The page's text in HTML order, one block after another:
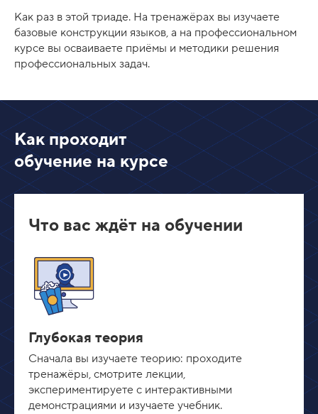
Как раз в этой триаде. На тренажёрах вы изучаете
базовые конструкции языков, а на профессиональном
курсе вы осваиваете приёмы и методики решения
профессиональных задач.
Как проходит
обучение на курсе
Что вас ждёт на обучении
Глубокая теория
Сначала вы изучаете теорию: проходите
тренажёры, смотрите лекции,
экспериментируете с интерактивными
демонстрациями и изучаете учебник.